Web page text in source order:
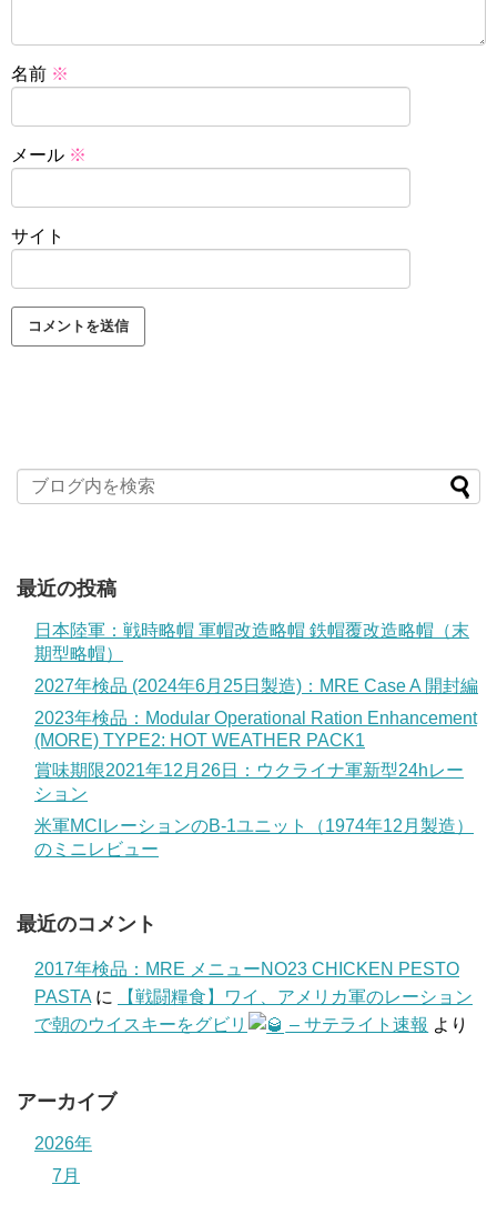
名前 ※
メール ※
サイト
最近の投稿
日本陸軍：戦時略帽 軍帽改造略帽 鉄帽覆改造略帽（末
期型略帽）
2027年検品 (2024年6月25日製造)：MRE Case A 開封編
2023年検品：Modular Operational Ration Enhancement
(MORE) TYPE2: HOT WEATHER PACK1
賞味期限2021年12月26日：ウクライナ軍新型24hレー
ション
米軍MCIレーションのB-1ユニット（1974年12月製造）
のミニレビュー
最近のコメント
2017年検品：MRE メニューNO23 CHICKEN PESTO
PASTA に
【戦闘糧食】ワイ、アメリカ軍のレーション
で朝のウイスキーをグビリ
– サテライト速報 より
アーカイブ
2026年
7月